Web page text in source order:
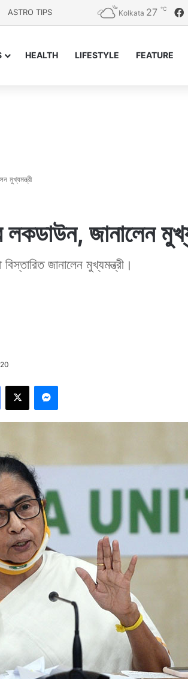
ASTRO TIPS Kolkata 27 ℃
HEALTH LIFESTYLE FEATURE
মুখ্যমন্ত্রী
জানালেন
জানালেন মুখ্যমন্ত্রী।